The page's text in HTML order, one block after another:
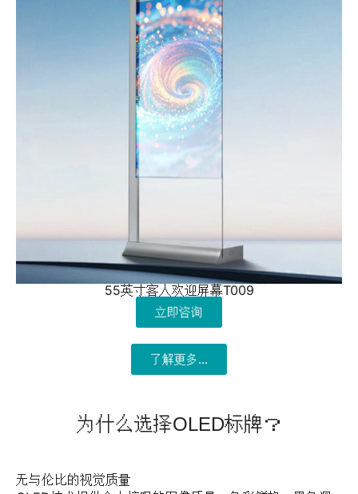
55英寸客人欢迎屏幕T009
立即咨询
了解更多...
为什么选择OLED标牌？
无与伦比的视觉质量